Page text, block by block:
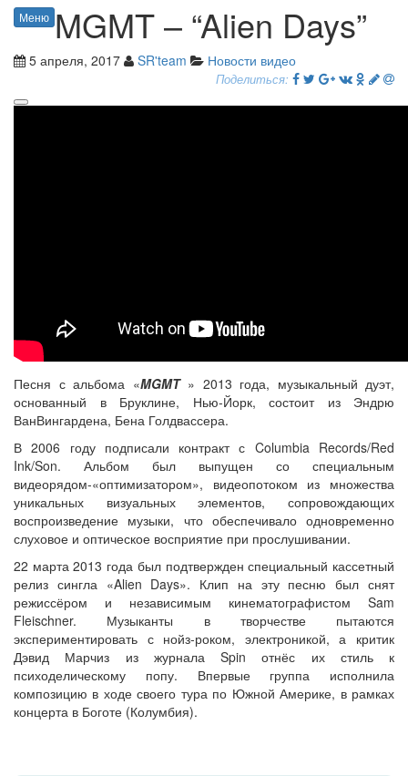
Меню MGMT – “Alien Days”
5 апреля, 2017 SR'team Новости видео
Поделиться:
Песня с альбома «MGMT» 2013 года, музыкальный дуэт,
основанный в Бруклине, Нью-Йорк, состоит из Эндрю
ВанВингардена, Бена Голдвассера.
В 2006 году подписали контракт с Columbia Records/Red
Ink/Son. Альбом был выпущен со специальным
видеорядом-«оптимизатором», видеопотоком из множества
уникальных визуальных элементов, сопровождающих
воспроизведение музыки, что обеспечивало одновременно
слуховое и оптическое восприятие при прослушивании.
22 марта 2013 года был подтвержден специальный кассетный
релиз сингла «Alien Days». Клип на эту песню был снят
режиссёром и независимым кинематографистом Sam
Fleischner. Музыканты в творчестве пытаются
экспериментировать с нойз-роком, электроникой, а критик
Дэвид Марчиз из журнала Spin отнёс их стиль к
психоделическому попу. Впервые группа исполнила
композицию в ходе своего тура по Южной Америке, в рамках
концерта в Боготе (Колумбия).